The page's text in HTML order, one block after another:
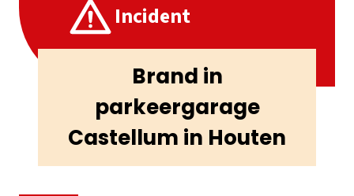
Incident
Brand in
parkeergarage
Castellum in Houten